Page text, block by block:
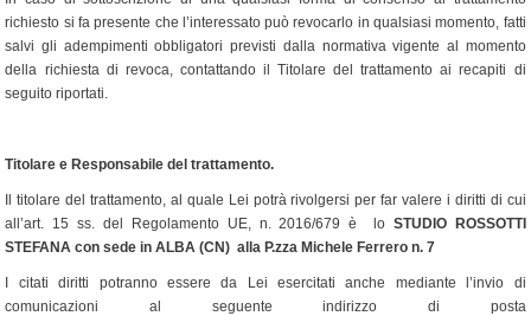
richiesto si fa presente che l’interessato può revocarlo in qualsiasi momento, fatti
salvi gli adempimenti obbligatori previsti dalla normativa vigente al momento
della richiesta di revoca, contattando il Titolare del trattamento ai recapiti di
seguito riportati.
Titolare e Responsabile del trattamento.
Il titolare del trattamento, al quale Lei potrà rivolgersi per far valere i diritti di cui
all’art. 15 ss. del Regolamento UE, n. 2016/679 è lo STUDIO ROSSOTTI
STEFANA con sede in ALBA (CN) alla P.zza Michele Ferrero n. 7
I citati diritti potranno essere da Lei esercitati anche mediante l’invio di
comunicazioni al seguente indirizzo di posta